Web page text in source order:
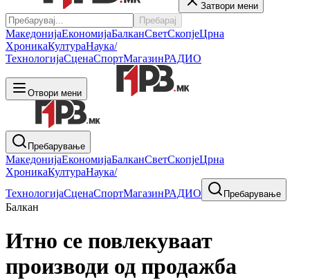
Затвори мени
Пребарај
МакедонијаЕкономијаБалканСветСкопјеЦрна
ХроникаКултураНаука/
ТехнологијаСценаСпортМагазинРАДИО
Отвори мени
Пребарување
МакедонијаЕкономијаБалканСветСкопјеЦрна
ХроникаКултураНаука/
ТехнологијаСценаСпортМагазинРАДИО Пребарување
Балкан
Итно се повлекуваат
производи од продажба